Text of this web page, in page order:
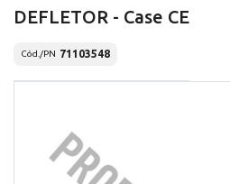
DEFLETOR - Case CE
Cód./PN 71103548